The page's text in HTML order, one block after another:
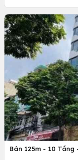
Bán 125m - 10 Tầng